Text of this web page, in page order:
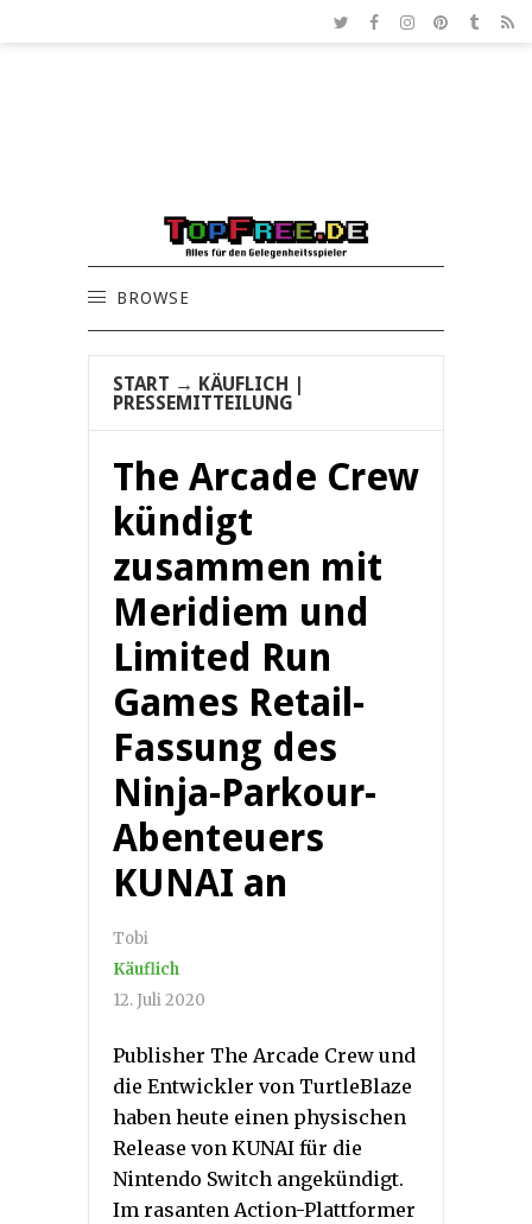
BROWSE
START → KÄUFLICH
PRESSEMITTEILUNG
The Arcade Crew
kündigt
zusammen mit
Meridiem und
Limited Run
Games Retail-
Fassung des
Ninja-Parkour-
Abenteuers
KUNAI an
Tobi
Käuflich
12. Juli 2020
Publisher The Arcade Crew und
die Entwickler von TurtleBlaze
haben heute einen physischen
Release von KUNAI für die
Nintendo Switch angekündigt.
Im rasanten Action-Plattformer